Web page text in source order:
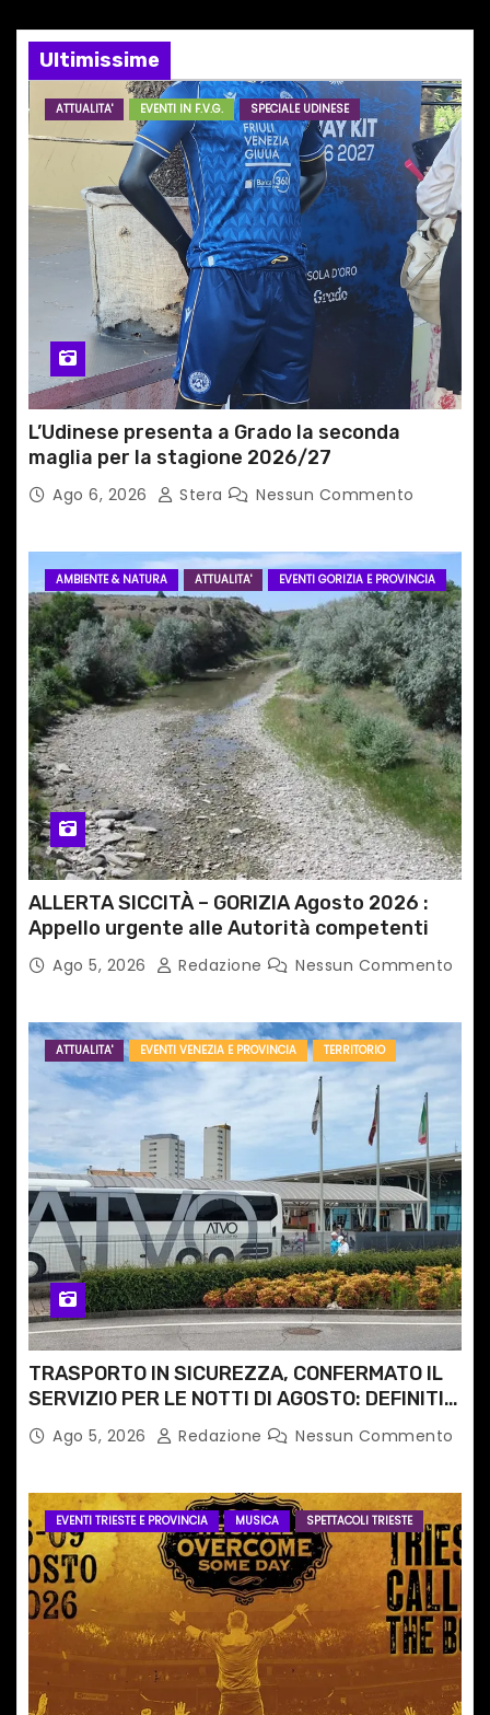
e
a
r
i
c
o
l
i
Ultimissime
ATTUALITA' EVENTI IN F.V.G. SPECIALE UDINESE
L’Udinese presenta a Grado la seconda
maglia per la stagione 2026/27
Ago 6, 2026 Stera Nessun Commento
AMBIENTE & NATURA ATTUALITA' EVENTI GORIZIA E PROVINCIA
ALLERTA SICCITÀ – GORIZIA Agosto 2026 :
Appello urgente alle Autorità competenti
Ago 5, 2026 Redazione Nessun Commento
ATTUALITA' EVENTI VENEZIA E PROVINCIA TERRITORIO
TRASPORTO IN SICUREZZA, CONFERMATO IL
SERVIZIO PER LE NOTTI DI AGOSTO: DEFINITI
PERCORSI, FERMATE E ORARIO
Ago 5, 2026 Redazione Nessun Commento
EVENTI TRIESTE E PROVINCIA MUSICA SPETTACOLI TRIESTE